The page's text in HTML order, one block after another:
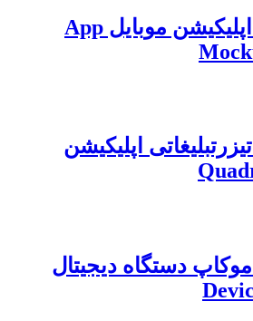
پروژه افترافکت اپلیکیشن موبایل App
اپلیکیشن
دستگاه دیجیتال